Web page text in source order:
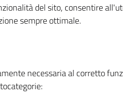
del sito, consentire
sempre ottimale.
necessaria al corretto